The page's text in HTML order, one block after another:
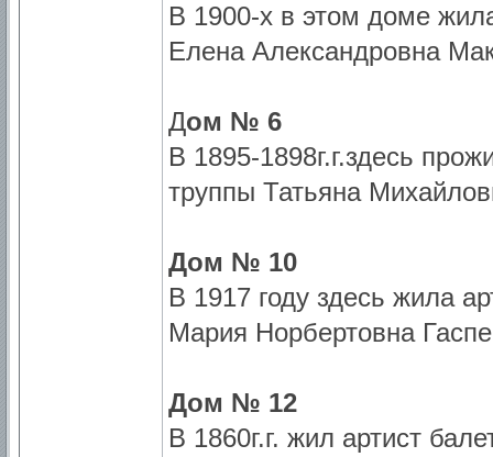
В 1900-х в этом доме
Елена Александровна
Дом № 6
В 1895-1898г.г.здесь
труппы Татьяна
Дом № 10
В 1917 году здесь жила
Мария Норбертовна
Дом № 12
В 1860г.г. жил артист